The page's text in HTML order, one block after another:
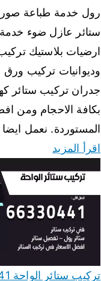
رول خدمة طباعة صور
ستائر عازل ضوء
ارضيات بلاستيك
وديوانيات تركيب
جدران تركيب ستائر
بكافة الاحجام ومن
المستوردة. نعمل
اقرأ المزيد